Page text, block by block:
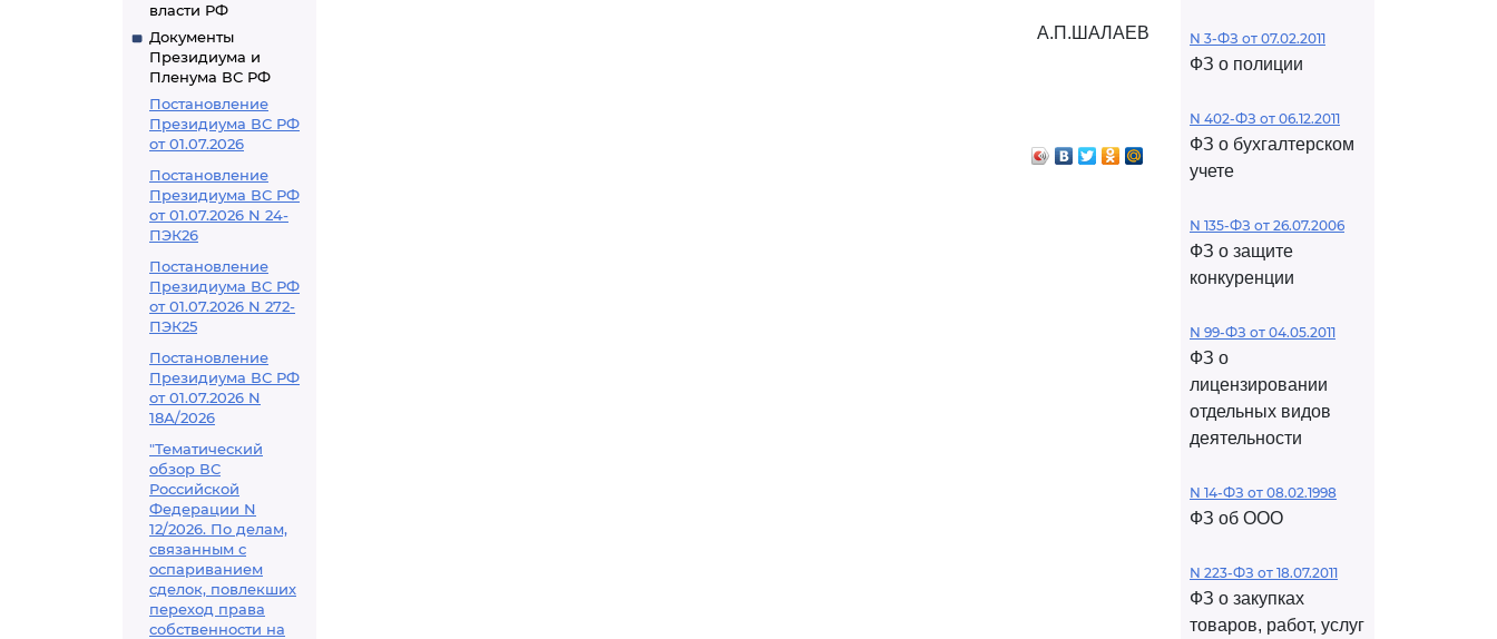
власти РФ
Документы
Президиума и
Пленума ВС РФ
Постановление
Президиума ВС РФ
от 01.07.2026
Постановление
Президиума ВС РФ
от 01.07.2026 N 24-
ПЭК26
Постановление
Президиума ВС РФ
от 01.07.2026 N 272-
ПЭК25
Постановление
Президиума ВС РФ
от 01.07.2026 N
18А/2026
"Тематический
обзор ВС
Российской
Федерации N
12/2026. По делам,
связанным с
оспариванием
сделок, повлекших
переход права
собственности на
А.П.ШАЛАЕВ N 3-ФЗ от 07.02.2011
ФЗ о полиции
N 402-ФЗ от 06.12.2011
ФЗ о бухгалтерском
учете
N 135-ФЗ от 26.07.2006
ФЗ о защите
конкуренции
N 99-ФЗ от 04.05.2011
ФЗ о
лицензировании
отдельных видов
деятельности
N 14-ФЗ от 08.02.1998
ФЗ об ООО
N 223-ФЗ от 18.07.2011
ФЗ о закупках
товаров, работ, услуг